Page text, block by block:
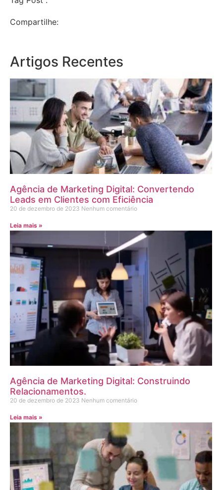
Compartilhe:
Artigos Recentes
Agência de Marketing Digital: Convertendo
Leads em Clientes com Eficiência
20 de dezembro de 2023 Nenhum comentário
Leia mais »
Agência de Marketing Digital: Construindo
Relacionamentos.
20 de dezembro de 2023 Nenhum comentário
Leia mais »